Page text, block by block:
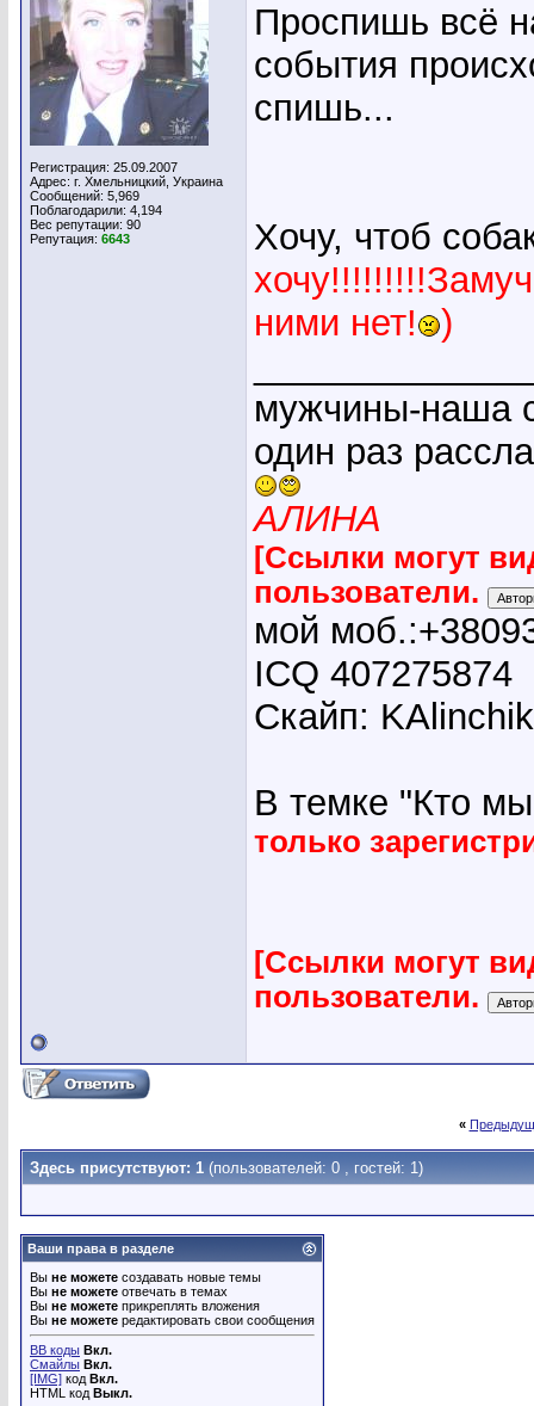
Регистрация: 25.09.2007
Адрес: г. Хмельницкий, Украина
Сообщений: 5,969
Поблагодарили: 4,194
Вес репутации: 90
Репутация: 6643
Проспишь всё
события
спишь...
Хочу, чтоб
ними нет!
)
мужчины-наша
один раз
АЛИНА
[Ссылки могут
пользователи.
мой
ICQ 407275874
Скайп:
В темке "Кто
только
[Ссылки могут
пользователи.
«
Здесь присутствуют: 1 (пользователей: 0 , гостей: 1)
Ваши права в разделе
Вы не можете создавать новые темы
Вы не можете отвечать в темах
Вы не можете прикреплять вложения
Вы не можете редактировать свои сообщения
BB коды Вкл.
Смайлы Вкл.
[IMG] код Вкл.
HTML код Выкл.